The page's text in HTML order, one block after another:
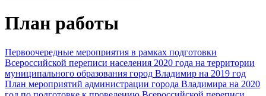
План работы
Первоочередные мероприятия в рамках подготовки
Всероссийской переписи населения 2020 года на территории
муниципального образования город Владимир на 2019 год
План мероприятий администрации города Владимира на 2020